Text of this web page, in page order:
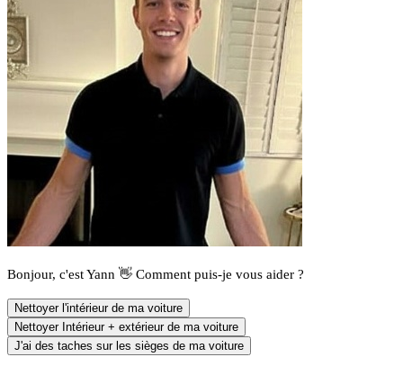
Bonjour, c'est Yann 👋 Comment puis-je vous aider ?
Nettoyer l'intérieur de ma voiture
Nettoyer Intérieur + extérieur de ma voiture
J'ai des taches sur les sièges de ma voiture